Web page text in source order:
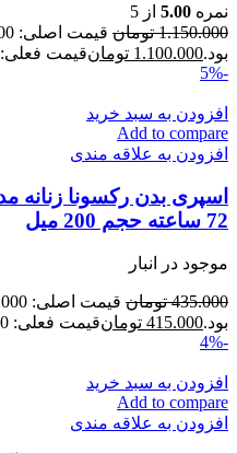
نمره 5.00 از 5
1.150.000 تومان
بود.1.100.000 تومانقیمت فعلی: 1.100.000 تومان.
-5%
افزودن به سبد خرید
Add to compare
افزودن به علاقه مندی
72 ساعته حجم 200 میل
موجود در انبار
435.000 تومان
بود.415.000 تومانقیمت فعلی: 415.000 تومان.
-4%
افزودن به سبد خرید
Add to compare
افزودن به علاقه مندی